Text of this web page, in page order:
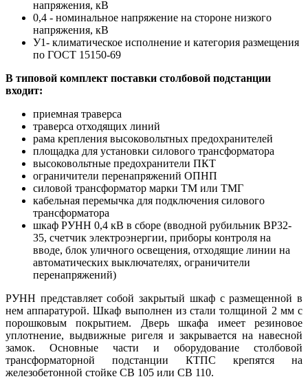
напряжения, кВ
0,4 - номинальное напряжение на стороне низкого
напряжения, кВ
У1- климатическое исполнение и категория размещения
по ГОСТ 15150-69
В типовой комплект поставки столбовой подстанции
входит:
приемная траверса
траверса отходящих линий
рама крепления высоковольтных предохранителей
площадка для установки силового трансформатора
высоковольтные предохранители ПКТ
ограничители перенапряжений ОПНП
силовой трансформатор марки ТМ или ТМГ
кабельная перемычка для подключения силового
трансформатора
шкаф РУНН 0,4 кВ в сборе (вводной рубильник ВР32-
35, счетчик электроэнергии, приборы контроля на
вводе, блок уличного освещения, отходящие линии на
автоматических выключателях, ограничители
перенапряжений)
РУНН представляет собой закрытый шкаф с размещенной в
нем аппаратурой. Шкаф выполнен из стали толщиной 2 мм с
порошковым покрытием. Дверь шкафа имеет резиновое
уплотнение, выдвижные ригеля и закрывается на навесной
замок. Основные части и оборудование столбовой
трансформаторной подстанции КТПС крепятся на
железобетонной стойке СВ 105 или СВ 110.